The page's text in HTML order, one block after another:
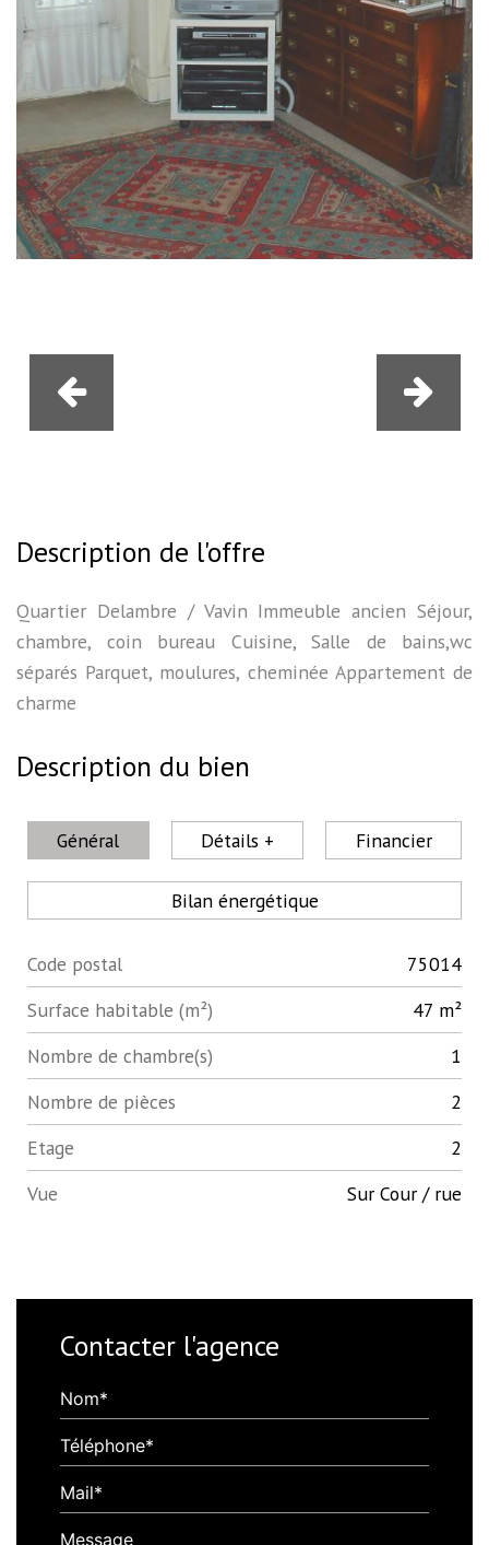
Description de l'offre
Quartier Delambre / Vavin Immeuble ancien Séjour,
chambre, coin bureau Cuisine, Salle de bains,wc
séparés Parquet, moulures, cheminée Appartement de
charme
Description du bien
Général Détails + Financier
Bilan énergétique
Label
Code postal
75014
Surface habitable (m²)
47 m²
Nombre de chambre(s)
1
Nombre de pièces
2
Etage
2
Vue
Sur Cour / rue
Contacter l'agence
Nom*
Téléphone*
Mail*
Message